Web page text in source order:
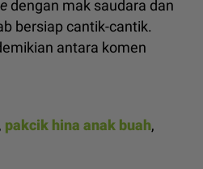
dengan mak saudara dan
bersiap cantik-cantik.
antara komen
, pakcik hina anak buah,